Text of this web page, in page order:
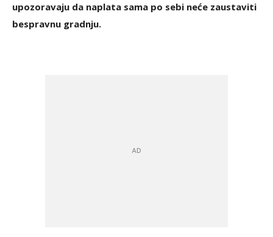
upozoravaju da naplata sama po sebi neće zaustaviti
bespravnu gradnju.